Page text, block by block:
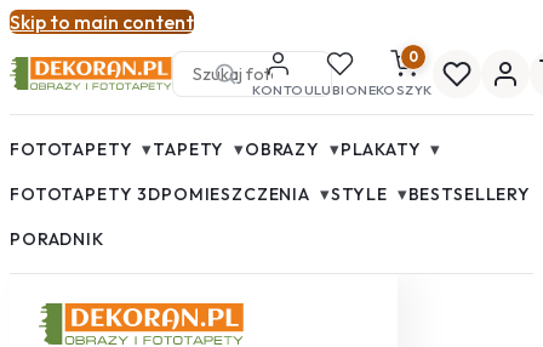
Skip to main content
KONTOULUBIONE
0
KOSZYK
FOTOTAPETY ▾TAPETY ▾OBRAZY ▾PLAKATY ▾
FOTOTAPETY 3DPOMIESZCZENIA ▾STYLE ▾BESTSELLERY
PORADNIK